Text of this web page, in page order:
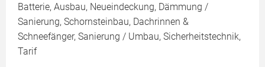
Batterie, Ausbau, Neueindeckung, Dämmung /
Sanierung, Schornsteinbau, Dachrinnen &
Schneefänger, Sanierung / Umbau, Sicherheitstechnik,
Tarif